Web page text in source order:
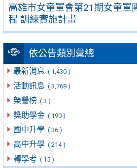
高雄市女童軍會第21期女童軍
程 訓練實施計畫
依公告類別彙總
最新消息 ( 1,430 )
活動訊息 ( 3,768 )
榮譽榜 ( 3 )
獎助學金 ( 190 )
國中升學 ( 36 )
高中升學 ( 214 )
轉學考 ( 15 )